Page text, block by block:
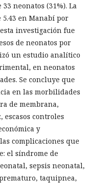
neonatos (31%). La
en Manabí por
investigación fue
de neonatos por
un estudio analítico
en neonatos
Se concluye que
en las morbilidades
de membrana,
escasos controles
y
complicaciones que
el síndrome de
sepsis neonatal,
taquipnea,